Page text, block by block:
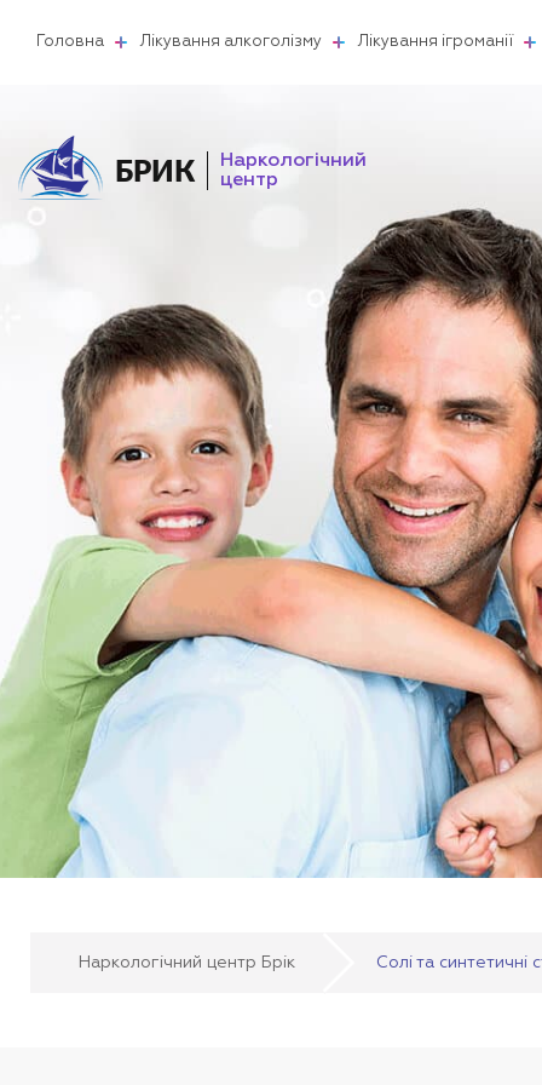
Головна Лікування алкоголізму Лікування ігроманії
БРИК
Наркологічний
центр
Наркологічний центр Брік Солі та синтетичні